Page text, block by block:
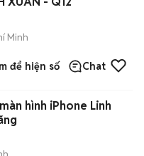
Minh
để hiện số Chat
hình iPhone Linh